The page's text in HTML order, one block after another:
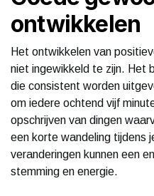
ontwikkelen
Het ontwikkelen van
niet ingewikkeld te zijn. Het
die consistent worden
om iedere ochtend vijf
opschrijven van dingen
een korte wandeling tijdens
veranderingen kunnen een
stemming en energie.